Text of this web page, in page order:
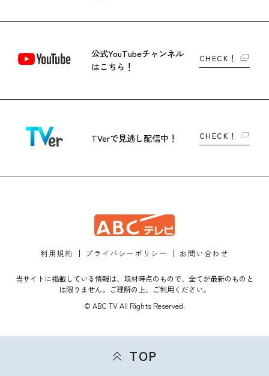
公式YouTubeチャンネル
はこちら！
CHECK！
TVerで見逃し配信中！ CHECK！
利用規約 プライバシーポリシー お問い合わせ
当サイトに掲載している情報は、取材時点のもので、全てが最新のものと
は限りません。ご理解の上、ご利用ください。
© ABC TV All Rights Reserved.
TOP